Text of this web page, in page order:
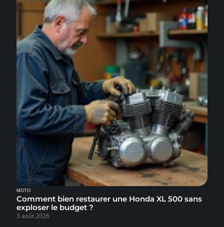
MOTO
Comment bien restaurer une Honda XL 500 sans
exploser le budget ?
3 août 2026